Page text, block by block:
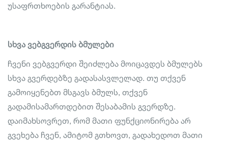
უსაფრთხოების გარანტიას.
სხვა ვებგვერდის ბმულები
ჩვენი ვებგვერდი შეიძლება მოიცავდეს ბმულებს
სხვა გვერდებზე გადასასვლელად. თუ თქვენ
გამოიყენებთ მსგავს ბმულს, თქვენ
გადამისამართდებით შესაბამის გვერდზე.
დაიმახსოვრეთ, რომ მათი ფუნქციონირება არ
გვეხება ჩვენ, ამიტომ გთხოვთ, გადახედოთ მათი